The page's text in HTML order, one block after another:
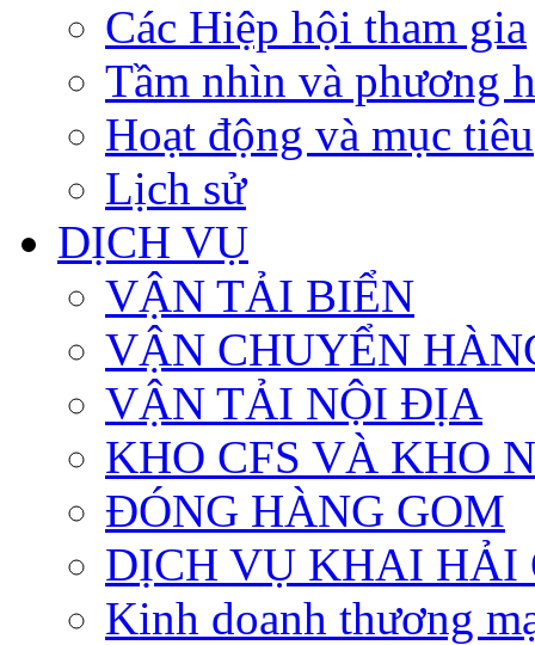
Các Hiệp hội tham gia
Tầm nhìn và phương
Hoạt động và mục tiêu
Lịch sử
DỊCH VỤ
VẬN TẢI BIỂN
VẬN CHUYỂN
VẬN TẢI NỘI ĐỊA
KHO CFS VÀ KHO
ĐÓNG HÀNG GOM
DỊCH VỤ KHAI HẢI
Kinh doanh thương